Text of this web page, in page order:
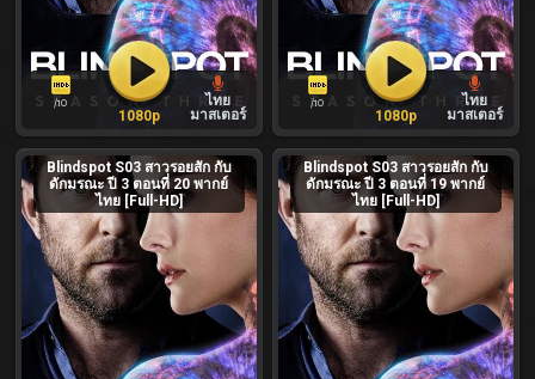
/10
ไทย
มาสเตอร์
1080p
/10
ไทย
มาสเตอร์
1080p
Blindspot S03 สาวรอยสัก กับ
ดักมรณะ ปี 3 ตอนที่ 20 พากย์
ไทย [Full-HD]
Blindspot S03 สาวรอยสัก กับ
ดักมรณะ ปี 3 ตอนที่ 19 พากย์
ไทย [Full-HD]